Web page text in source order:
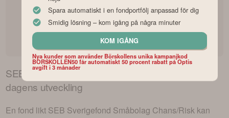
SEB Sverigefond Småbolag Chans/Risk
dagens utveckling
En fond likt SEB Sverigefond Småbolag Chans/Risk kan
Spara automatiskt i en fondportfölj anpassad för dig
Smidig lösning – kom igång på några minuter
KOM IGÅNG
Nya kunder som använder Börskollens unika kampanjkod
BORSKOLLEN50 får automatiskt 50 procent rabatt på Optis
avgift i 3 månader